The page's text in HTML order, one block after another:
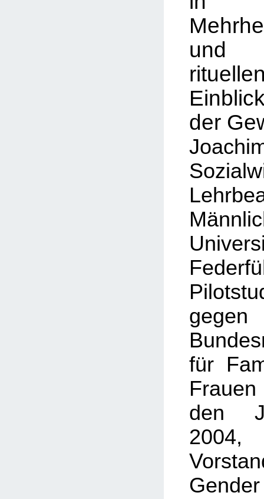
der
gegen
für
den
2004,